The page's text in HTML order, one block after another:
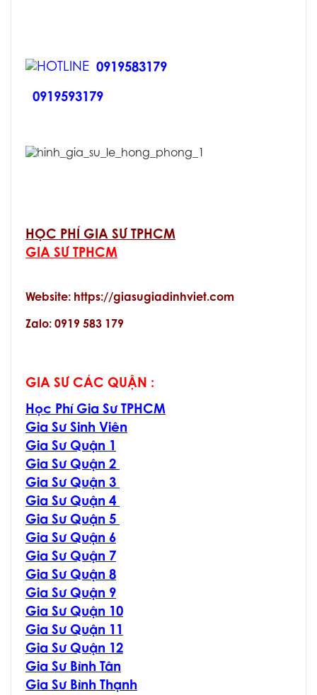
0919583179
0919593179
HỌC PHÍ GIA SƯ TPHCM
GIA SƯ TPHCM
Website: https://giasugiadinhviet.com
Zalo: 0919 583 179
GIA SƯ CÁC QUẬN :
Học Phí Gia Sư TPHCM
Gia Sư Sinh Viên
Gia Sư Quận 1
Gia Sư Quận 2
Gia Sư Quận 3
Gia Sư Quận 4
Gia Sư Quận 5
Gia Sư Quận 6
Gia Sư Quận 7
Gia Sư Quận 8
Gia Sư Quận 9
Gia Sư Quận 10
Gia Sư Quận 11
Gia Sư Quận 12
Gia Sư Bình Tân
Gia Sư Bình Thạnh